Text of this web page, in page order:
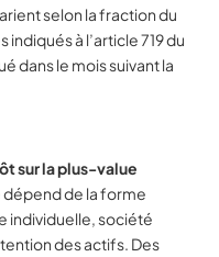
selon la fraction du
à l’article 719 du
dans le mois suivant la
sur la plus-value
dépend de la forme
individuelle, société
des actifs. Des